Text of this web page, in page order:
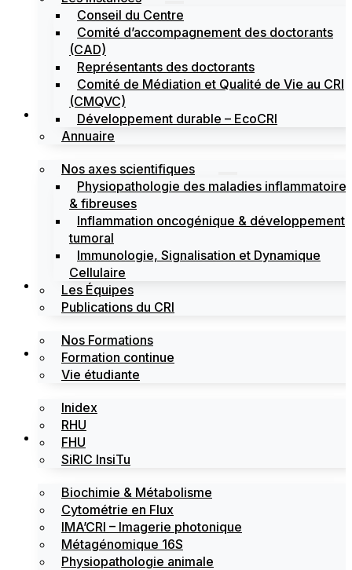
Conseil du Centre
Comité d’accompagnement des doctorants
(CAD)
Représentants des doctorants
Comité de Médiation et Qualité de Vie au CRI
(CMQVC)
Développement durable – EcoCRI
Annuaire
Recherche
Nos axes scientifiques
Physiopathologie des maladies inflammatoires
& fibreuses
Inflammation oncogénique & développement
tumoral
Immunologie, Signalisation et Dynamique
Cellulaire
Les Équipes
Publications du CRI
Formations
Nos Formations
Formation continue
Vie étudiante
Labels
Inidex
RHU
FHU
SiRIC InsiTu
Les plateformes
Biochimie & Métabolisme
Cytométrie en Flux
IMA’CRI – Imagerie photonique
Métagénomique 16S
Physiopathologie animale